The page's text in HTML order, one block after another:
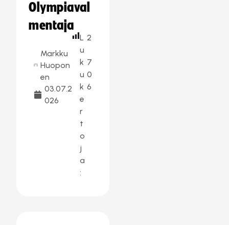
Olympiaval
mentaja
Markku
Huopon
en
03.07.2
026
L
u
k
u
k
e
r
t
o
j
a
:
2
7
0
6